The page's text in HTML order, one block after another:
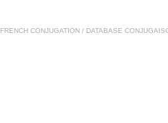
FRENCH CONJUGATION / DATABASE